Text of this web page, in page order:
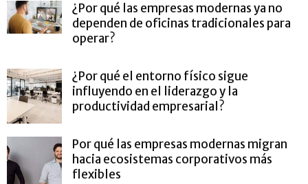
¿Por qué las empresas modernas ya no
dependen de oficinas tradicionales para
operar?
¿Por qué el entorno físico sigue
influyendo en el liderazgo y la
productividad empresarial?
Por qué las empresas modernas migran
hacia ecosistemas corporativos más
flexibles